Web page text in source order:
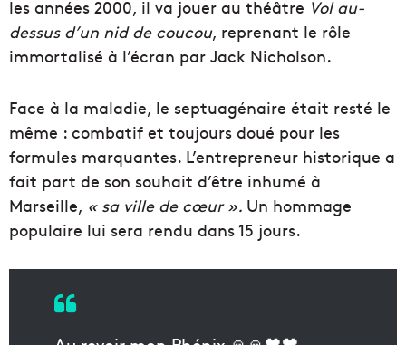
les années 2000, il va jouer au théâtre Vol au-
dessus d’un nid de coucou, reprenant le rôle
immortalisé à l’écran par Jack Nicholson.
Face à la maladie, le septuagénaire était resté le
même : combatif et toujours doué pour les
formules marquantes. L’entrepreneur historique a
fait part de son souhait d’être inhumé à
Marseille, « sa ville de cœur ». Un hommage
populaire lui sera rendu dans 15 jours.